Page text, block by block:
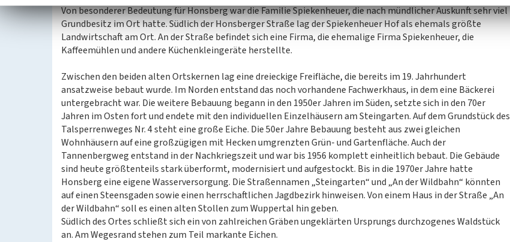
Von besonderer Bedeutung für Honsberg war die Familie Spiekenheuer, die nach mündlicher Auskunft sehr viel
Grundbesitz im Ort hatte. Südlich der Honsberger Straße lag der Spiekenheuer Hof als ehemals größte
Landwirtschaft am Ort. An der Straße befindet sich eine Firma, die ehemalige Firma Spiekenheuer, die
Kaffeemühlen und andere Küchenkleingeräte herstellte.
Zwischen den beiden alten Ortskernen lag eine dreieckige Freifläche, die bereits im 19. Jahrhundert
ansatzweise bebaut wurde. Im Norden entstand das noch vorhandene Fachwerkhaus, in dem eine Bäckerei
untergebracht war. Die weitere Bebauung begann in den 1950er Jahren im Süden, setzte sich in den 70er
Jahren im Osten fort und endete mit den individuellen Einzelhäusern am Steingarten. Auf dem Grundstück des
Talsperrenweges Nr. 4 steht eine große Eiche. Die 50er Jahre Bebauung besteht aus zwei gleichen
Wohnhäusern auf eine großzügigen mit Hecken umgrenzten Grün- und Gartenfläche. Auch der
Tannenbergweg entstand in der Nachkriegszeit und war bis 1956 komplett einheitlich bebaut. Die Gebäude
sind heute größtenteils stark überformt, modernisiert und aufgestockt. Bis in die 1970er Jahre hatte
Honsberg eine eigene Wasserversorgung. Die Straßennamen „Steingarten“ und „An der Wildbahn“ könnten
auf einen Steensgaden sowie einen herrschaftlichen Jagdbezirk hinweisen. Von einem Haus in der Straße „An
der Wildbahn“ soll es einen alten Stollen zum Wuppertal hin geben.
Südlich des Ortes schließt sich ein von zahlreichen Gräben ungeklärten Ursprungs durchzogenes Waldstück
an. Am Wegesrand stehen zum Teil markante Eichen.